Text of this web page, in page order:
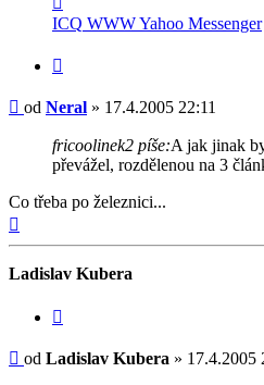
uživatele
Neral
ICQ WWWYahoo Messenger
Příspěvek
od Neral » 17.4.2005 22:11
fricoolinek2 píše:A jak jinak
převážel, rozdělenou na 3
Co třeba po železnici...
Ladislav Kubera
Příspěvek
od Ladislav Kubera » 17.4.2005